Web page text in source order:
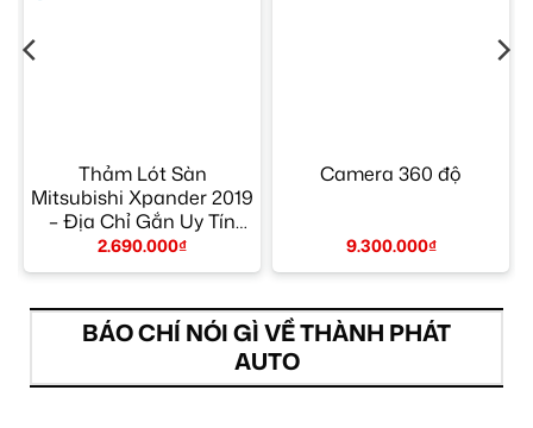
Thảm Lót Sàn
Mitsubishi Xpander 2019
– Địa Chỉ Gắn Uy Tín
TPHCM
2.690.000₫
Camera 360 độ
9.300.000₫
BÁO CHÍ NÓI GÌ VỀ THÀNH PHÁT
AUTO